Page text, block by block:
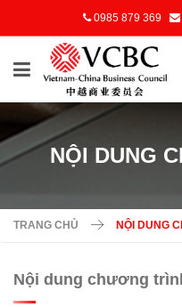
0985 879 369
NỘI DUNG
TRANG CHỦ NỘI DUNG
Nội dung chương